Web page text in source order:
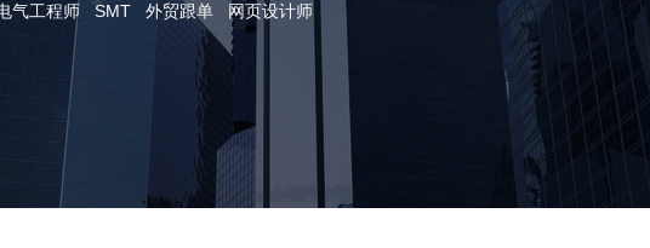
气工程师 SMT 外贸跟单 网页设计师